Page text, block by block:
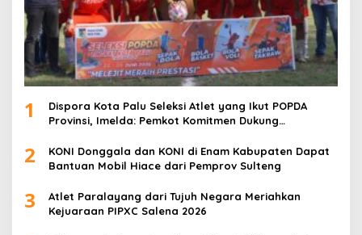
1
Dispora Kota Palu Seleksi Atlet yang Ikut POPDA
Provinsi, Imelda: Pemkot Komitmen Dukung
2
KONI Donggala dan KONI di Enam Kabupaten Dapat
Bantuan Mobil Hiace dari Pemprov Sulteng
3
Atlet Paralayang dari Tujuh Negara Meriahkan
Kejuaraan PIPXC Salena 2026